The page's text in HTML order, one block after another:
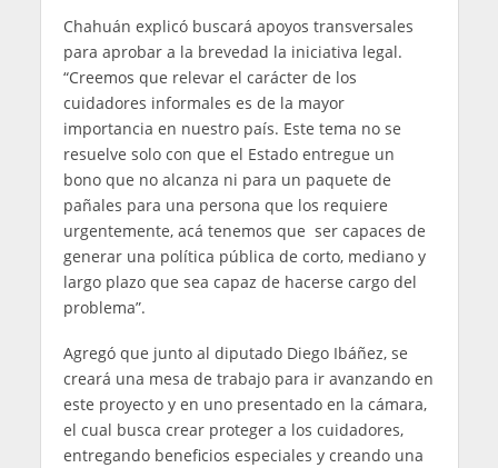
Chahuán explicó buscará apoyos transversales
para aprobar a la brevedad la iniciativa legal.
“Creemos que relevar el carácter de los
cuidadores informales es de la mayor
importancia en nuestro país. Este tema no se
resuelve solo con que el Estado entregue un
bono que no alcanza ni para un paquete de
pañales para una persona que los requiere
urgentemente, acá tenemos que ser capaces de
generar una política pública de corto, mediano y
largo plazo que sea capaz de hacerse cargo del
problema”.
Agregó que junto al diputado Diego Ibáñez, se
creará una mesa de trabajo para ir avanzando en
este proyecto y en uno presentado en la cámara,
el cual busca crear proteger a los cuidadores,
entregando beneficios especiales y creando una